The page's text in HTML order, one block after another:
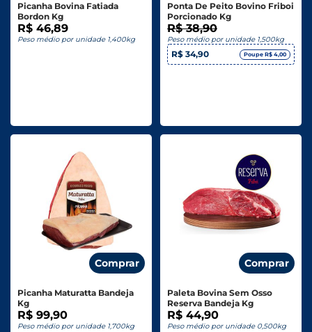
Picanha Bovina Fatiada
Bordon Kg
R$ 46,89
Peso médio por unidade 1,400kg
Ponta De Peito Bovino Friboi
Porcionado Kg
R$ 38,90
Peso médio por unidade 1,500kg
R$ 34,90 Poupe R$ 4,00
Comprar
Picanha Maturatta Bandeja
Kg
R$ 99,90
Peso médio por unidade 1,700kg
Comprar
Paleta Bovina Sem Osso
Reserva Bandeja Kg
R$ 44,90
Peso médio por unidade 0,500kg